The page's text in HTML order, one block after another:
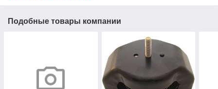
Подобные товары компании